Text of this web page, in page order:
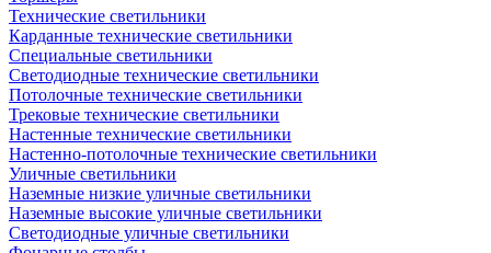
Технические светильники
Карданные технические светильники
Специальные светильники
Светодиодные технические светильники
Потолочные технические светильники
Трековые технические светильники
Настенные технические светильники
Настенно-потолочные технические светильники
Уличные светильники
Наземные низкие уличные светильники
Наземные высокие уличные светильники
Светодиодные уличные светильники